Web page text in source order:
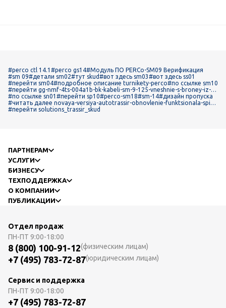
#perco ctl 14.1 #perco gs14#Модуль ПО PERCo-SM09 Верификация
#sm 09#детали sm02#тут skud#вот здесь sm03#вот здесь ss01
#перейти sm04#подробное описание turnikety-perco#по ссылке sm10
#перейти gg-nmf-4ts-004a1b-bk-kabeli-sm-9-125-vneshnie-s-broney-iz-st
alnoy-gofrirovannoy-lenty
#по ссылке sn01 #перейти sp10#perco-sm18#sm-14#дизайн пропуска
#читать далее novaya-versiya-autotrassir-obnovlenie-funktsionala-spisk
ov-i-propuskov
#перейти solutions_trassir_skud
ПАРТНЕРАМ
УСЛУГИ
БИЗНЕСУ
ТЕХПОДДЕРЖКА
О КОМПАНИИ
ПУБЛИКАЦИИ
Отдел продаж
ПН-ПТ 9:00-18:00
8 (800) 100-91-12(физическим лицам)
+7 (495) 783-72-87(юридическим лицам)
Сервис и поддержка
ПН-ПТ 9:00-18:00
+7 (495) 783-72-87